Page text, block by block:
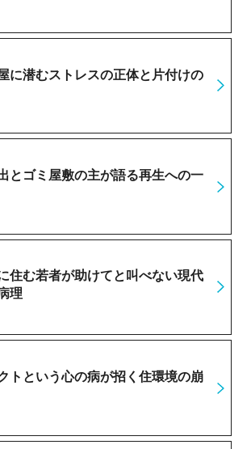
に潜むストレスの正体と片付けの
とゴミ屋敷の主が語る再生への一
住む若者が助けてと叫べない現代
理
トという心の病が招く住環境の崩